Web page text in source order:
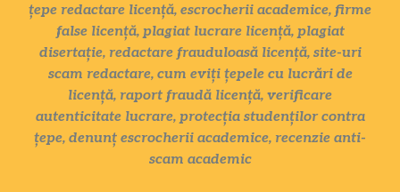
țepe redactare licență, escrocherii academice, firme
false licență, plagiat lucrare licență, plagiat
disertație, redactare frauduloasă licență, site-uri
scam redactare, cum eviți țepele cu lucrări de
licență, raport fraudă licență, verificare
autenticitate lucrare, protecția studenților contra
țepe, denunț escrocherii academice, recenzie anti-
scam academic